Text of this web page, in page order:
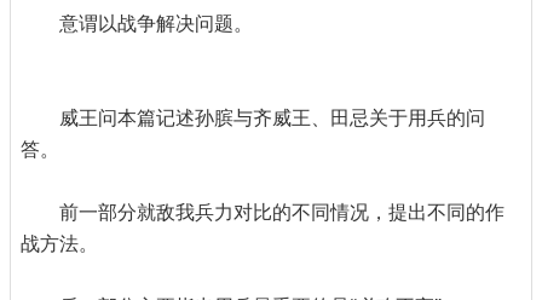
意谓以战争解决问题。
威王问本篇记述孙膑与齐威王、田忌关于用兵的问
答。
前一部分就敌我兵力对比的不同情况，提出不同的作
战方法。